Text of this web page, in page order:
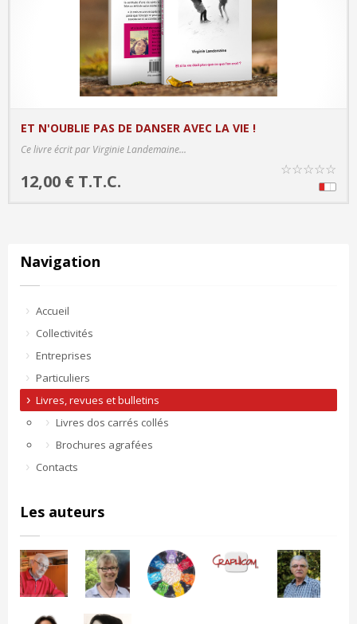
ET N'OUBLIE PAS DE DANSER AVEC LA VIE !
Ce livre écrit par Virginie Landemaine...
12,00 € T.T.C.
☆☆☆☆☆
Navigation
Accueil
Collectivités
Entreprises
Particuliers
Livres, revues et bulletins
Livres dos carrés collés
Brochures agrafées
Contacts
Les auteurs